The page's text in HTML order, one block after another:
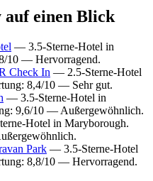
auf einen Blick
— 3.5-Sterne-Hotel in
10 — Hervorragend.
Check In — 2.5-Sterne-Hotel
8,4/10 — Sehr gut.
— 3.5-Sterne-Hotel in
9,6/10 — Außergewöhnlich.
Hotel in Maryborough.
Park — 3.5-Sterne-Hotel
8,8/10 — Hervorragend.